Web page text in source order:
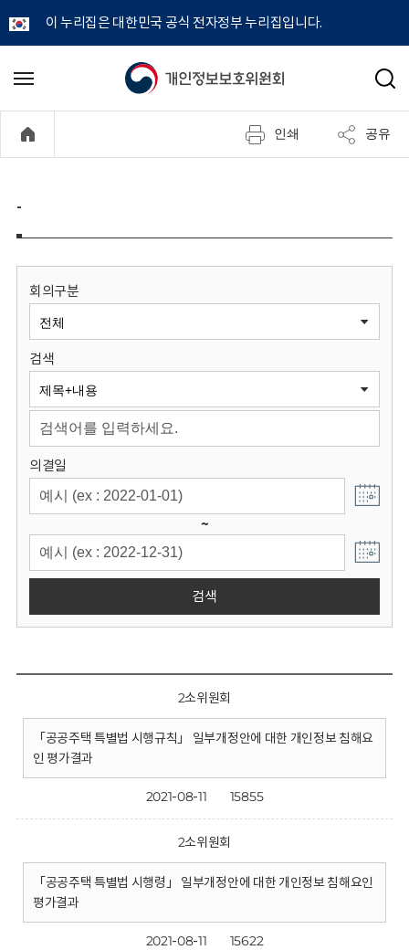
이 누리집은 대한민국 공식 전자정부 누리집입니다.
개
정
보
원
회
메
기
검
인쇄 공유
-
회의구분
검색
의결일
~
검색
2소위원회
「공공주택 특별법 시행규칙」 일부개정안에 대한 개인정보 침해요
인 평가결과
2021-08-11 15855
2소위원회
「공공주택 특별법 시행령」 일부개정안에 대한 개인정보 침해요인
평가결과
2021-08-11 15622